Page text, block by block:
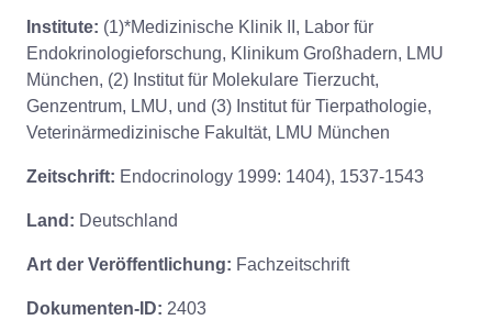
Institute: (1)*Medizinische Klinik II, Labor für
Endokrinologieforschung, Klinikum Großhadern, LMU
München, (2) Institut für Molekulare Tierzucht,
Genzentrum, LMU, und (3) Institut für Tierpathologie,
Veterinärmedizinische Fakultät, LMU München
Zeitschrift: Endocrinology 1999: 1404), 1537-1543
Land: Deutschland
Art der Veröffentlichung: Fachzeitschrift
Dokumenten-ID: 2403